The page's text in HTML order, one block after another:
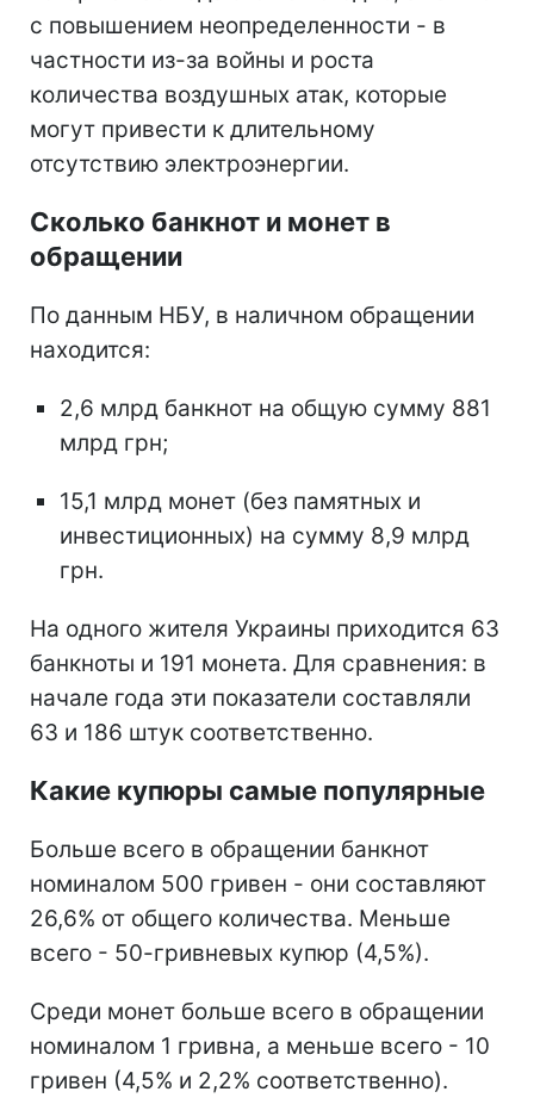
с повышением неопределенности - в
частности из-за войны и роста
количества воздушных атак, которые
могут привести к длительному
отсутствию электроэнергии.
Сколько банкнот и монет в
обращении
По данным НБУ, в наличном обращении
находится:
2,6 млрд банкнот на общую сумму 881
млрд грн;
15,1 млрд монет (без памятных и
инвестиционных) на сумму 8,9 млрд
грн.
На одного жителя Украины приходится 63
банкноты и 191 монета. Для сравнения: в
начале года эти показатели составляли
63 и 186 штук соответственно.
Какие купюры самые популярные
Больше всего в обращении банкнот
номиналом 500 гривен - они составляют
26,6% от общего количества. Меньше
всего - 50-гривневых купюр (4,5%).
Среди монет больше всего в обращении
номиналом 1 гривна, а меньше всего - 10
гривен (4,5% и 2,2% соответственно).